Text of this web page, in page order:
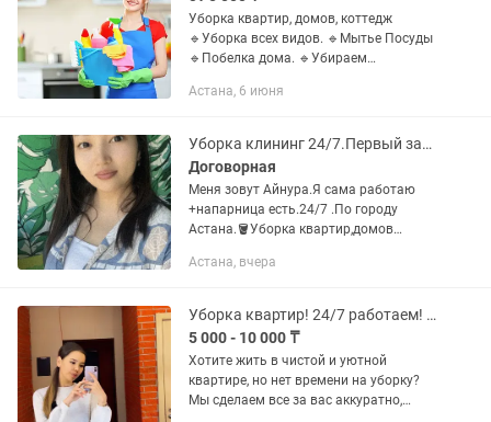
Уборка квартир, домов, коттедж
🔹️Уборка всех видов. 🔹️Мытье Посуды
🔹️Побелка дома. 🔹️Убираем
🔹️Выезжаем за город. 🔹️Работаем 24
время,...
Астана, 6 июня
Уборка клининг 24/7.Первый заказ 10 % скидка
Договорная
Меня зовут Айнура.Я сама работаю
+напарница есть.24/7 .По городу
Астана.🪣Уборка квартир,домов
уборка,уборка после
собой есть.От вас...
Астана, вчера
Уборка квартир! 24/7 работаем! Звоните
5 000 - 10 000 ₸
Хотите жить в чистой и уютной
квартире, но нет времени на уборку?
Мы сделаем все за вас аккуратно,